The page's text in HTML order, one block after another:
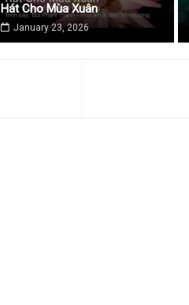
Hát Cho Mùa Xuân
January 23, 2026